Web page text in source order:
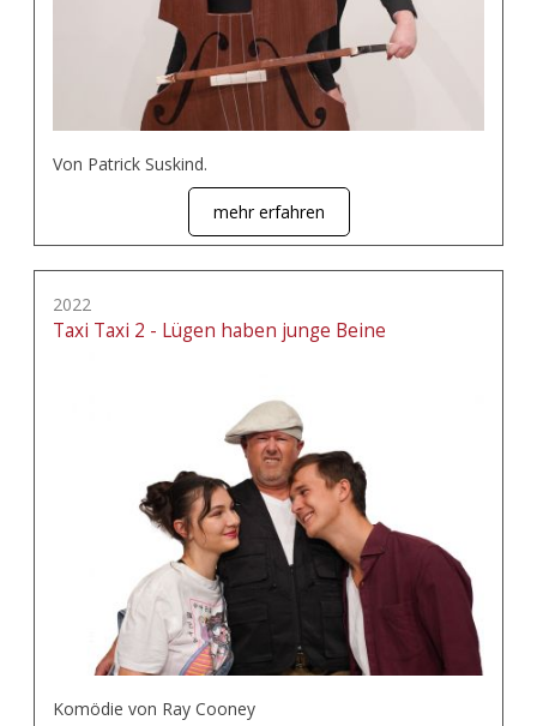
Von Patrick Suskind.
mehr erfahren
2022
Taxi Taxi 2 - Lügen haben junge Beine
Komödie von Ray Cooney